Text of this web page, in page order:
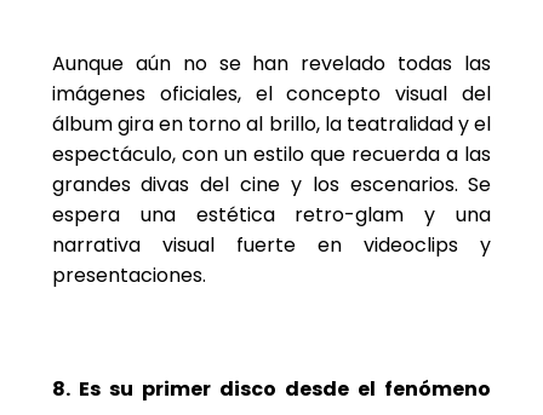
Aunque aún no se han revelado todas las
imágenes oficiales, el concepto visual del
álbum gira en torno al brillo, la teatralidad y el
espectáculo, con un estilo que recuerda a las
grandes divas del cine y los escenarios. Se
espera una estética retro-glam y una
narrativa visual fuerte en videoclips y
presentaciones.
8. Es su primer disco desde el fenómeno